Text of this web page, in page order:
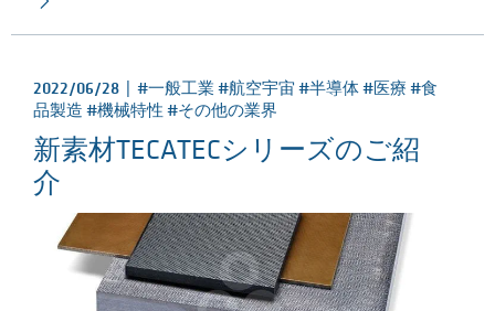
2022/06/28 | #一般工業 #航空宇宙 #半導体 #医療 #食
品製造 #機械特性 #その他の業界
新素材TECATECシリーズのご紹
介